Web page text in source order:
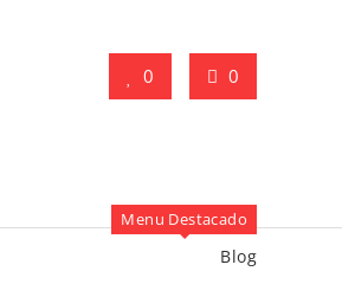
0 0
Menu Destacado
Blog